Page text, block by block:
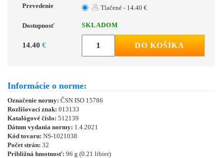
Prevedenie
Tlačené - 14.40 €
Dostupnosť SKLADOM
14.40 € DO KOŠÍKA
Informácie o norme:
Označenie normy: ČSN ISO 15786
Rozlišovací znak: 013133
Katalógové číslo: 512139
Dátum vydania normy: 1.4.2021
Kód tovaru: NS-1021038
Počet strán: 32
Približná hmotnosť: 96 g (0.21 libier)